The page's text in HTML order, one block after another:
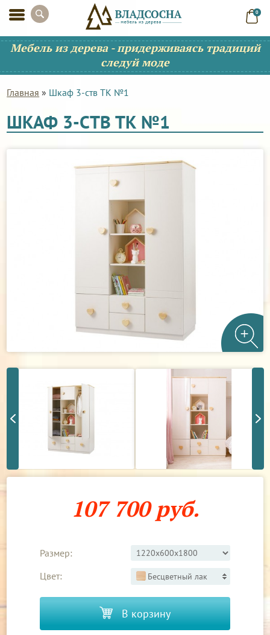
0
Мебель из дерева - придерживаясь традиций
следуй моде
Главная » Шкаф 3-ств ТК №1
ШКАФ 3-СТВ ТК №1
107 700 руб.
Размер:
Цвет:
Бесцветный лак
В корзину